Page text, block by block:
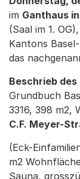
im Ganthaus
(Saal im 1.
Kantons
das
Beschrieb
Grundbuch
3316, 398 m2,
C.F. Meyer-
(Eck-
m2
Sauna,